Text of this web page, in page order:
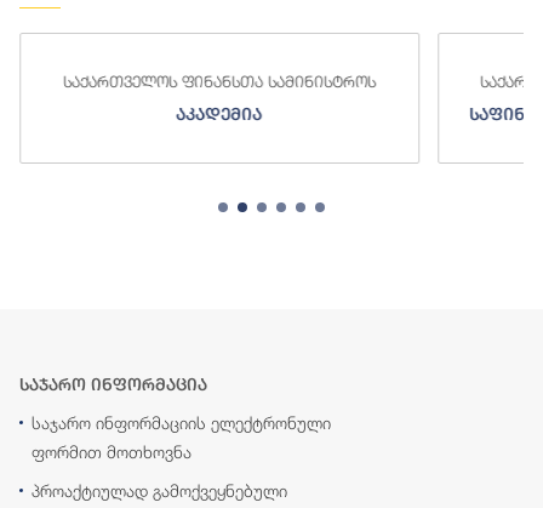
საქართველოს ფინანსთა სამინისტროს
აკადემია
საჯარო ინფორმაცია
საჯარო ინფორმაციის ელექტრონული
ფორმით მოთხოვნა
პროაქტიულად გამოქვეყნებული